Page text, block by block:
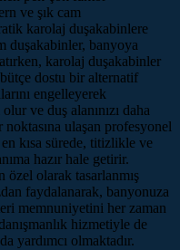
ve şık cam
karolaj duşakabinlere
duşakabinler, banyoya
karolaj duşakabinler
dostu bir alternatif
engelleyerek
ve duş alanınızı daha
ulaşan profesyonel
kısa sürede, titizlikle ve
hazır hale getirir.
özel olarak tasarlanmış
faydalanarak, banyonuza
memnuniyetini her zaman
hizmetiyle de
yardımcı olmaktadır.